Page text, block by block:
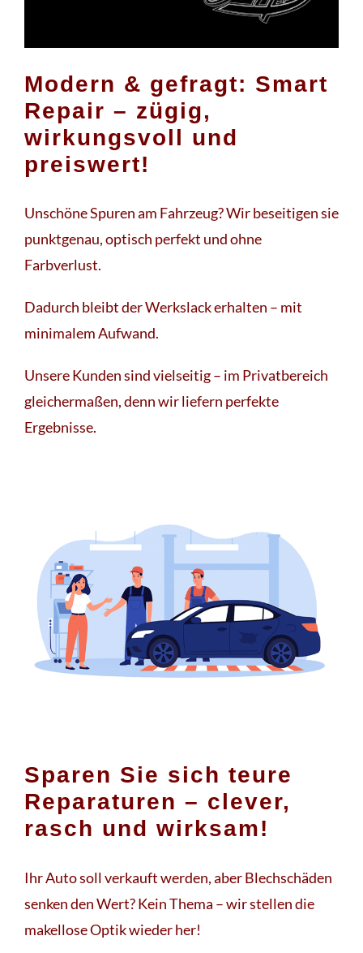
Modern & gefragt: Smart
Repair – zügig,
wirkungsvoll und
preiswert!
Unschöne Spuren am Fahrzeug? Wir beseitigen sie
punktgenau, optisch perfekt und ohne
Farbverlust.
Dadurch bleibt der Werkslack erhalten – mit
minimalem Aufwand.
Unsere Kunden sind vielseitig – im Privatbereich
gleichermaßen, denn wir liefern perfekte
Ergebnisse.
Sparen Sie sich teure
Reparaturen – clever,
rasch und wirksam!
Ihr Auto soll verkauft werden, aber Blechschäden
senken den Wert? Kein Thema – wir stellen die
makellose Optik wieder her!